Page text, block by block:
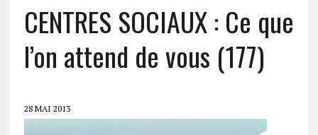
CENTRES SOCIAUX : Ce que
l’on attend de vous (177)
28 MAI 2013